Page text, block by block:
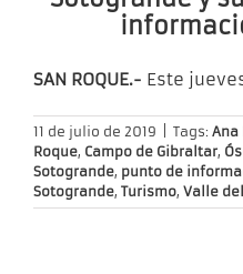
SAN ROQUE.- Este
11 de julio de 2019 Tags: Ana
Roque, Campo de Gibraltar,
Sotogrande, punto de
Sotogrande, Turismo, Valle